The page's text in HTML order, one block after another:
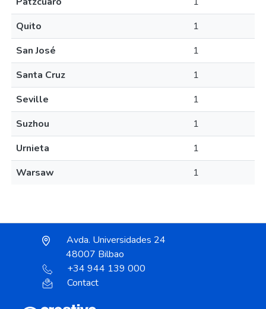
Quito
1
San José
1
Santa Cruz
1
Seville
1
Suzhou
1
Urnieta
1
Warsaw
1
Avda. Universidades 24
48007 Bilbao
+34 944 139 000
Contact